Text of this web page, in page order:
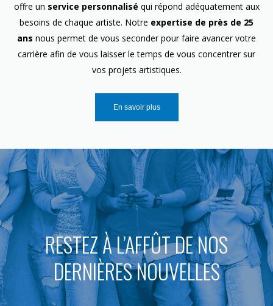
offre un service personnalisé qui répond adéquatement aux
besoins de chaque artiste. Notre expertise de près de 25
ans nous permet de vous seconder pour faire avancer votre
carrière afin de vous laisser le temps de vous concentrer sur
vos projets artistiques.
En savoir plus
RESTEZ À L’AFFÛT DE NOS
DERNIÈRES NOUVELLES